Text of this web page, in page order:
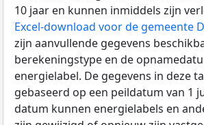
10 jaar en kunnen inmiddels zijn
Excel-download voor de gemeente
zijn aanvullende gegevens
berekeningstype en de
energielabel. De gegevens in deze
gebaseerd op een peildatum van 1
datum kunnen energielabels en